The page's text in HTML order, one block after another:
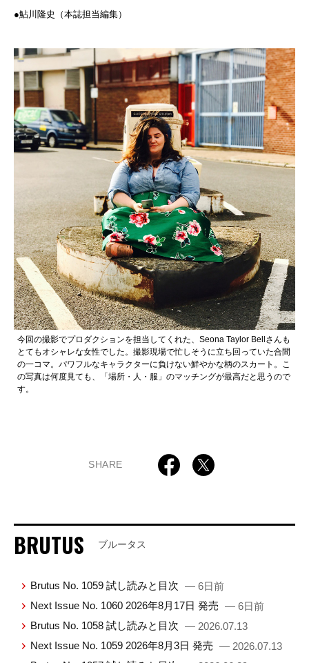
●︎︎︎鮎川隆史（本誌担当編集）
今回の撮影でプロダクションを担当してくれた、Seona Taylor Bellさんも
とてもオシャレな女性でした。撮影現場で忙しそうに立ち回っていた合間
の一コマ。パワフルなキャラクターに負けない鮮やかな柄のスカート。こ
の写真は何度見ても、「場所・人・服」のマッチングが最高だと思うので
す。
SHARE
BRUTUS ブルータス
Brutus No. 1059 試し読みと目次 — 6日前
Next Issue No. 1060 2026年8月17日 発売 — 6日前
Brutus No. 1058 試し読みと目次 — 2026.07.13
Next Issue No. 1059 2026年8月3日 発売 — 2026.07.13